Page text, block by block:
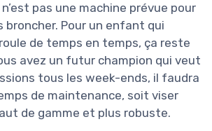
pas une machine prévue pour
broncher. Pour un enfant qui
de temps en temps, ça reste
avez un futur champion qui veut
tous les week-ends, il faudra
de maintenance, soit viser
de gamme et plus robuste.